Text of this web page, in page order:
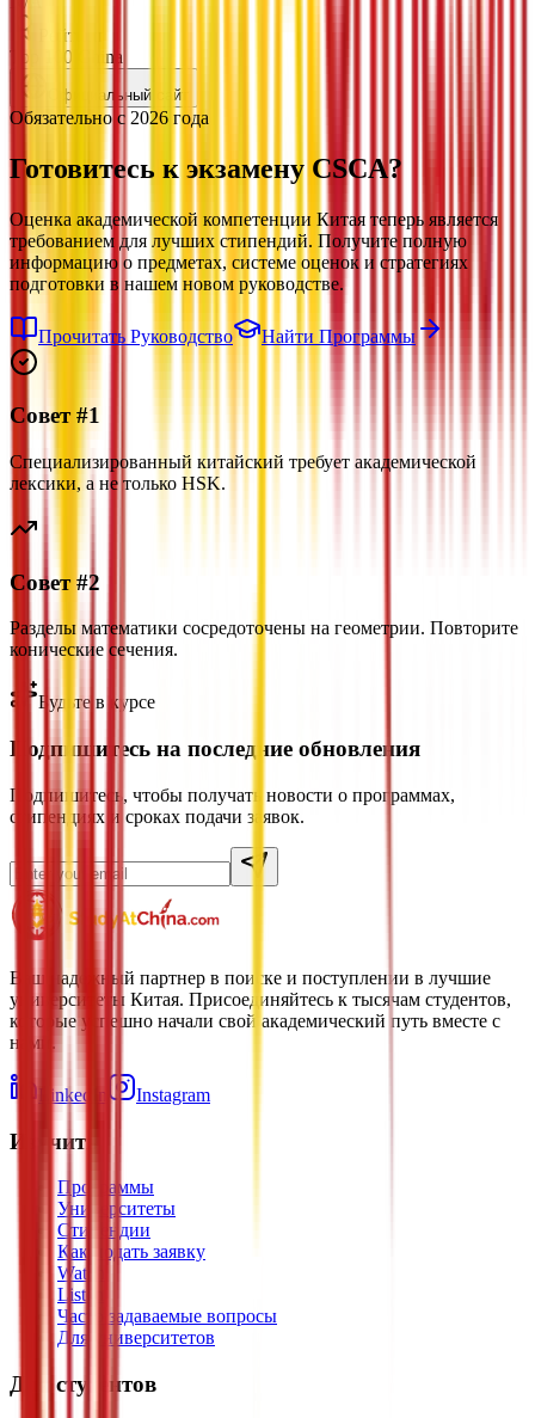
Рейтинг
Top 100 China
Официальный сайт
Обязательно с 2026 года
Готовитесь к экзамену CSCA?
Оценка академической компетенции Китая теперь является
требованием для лучших стипендий. Получите полную
информацию о предметах, системе оценок и стратегиях
подготовки в нашем новом руководстве.
Прочитать Руководство Найти Программы
Совет #1
Специализированный китайский требует академической
лексики, а не только HSK.
Совет #2
Разделы математики сосредоточены на геометрии. Повторите
конические сечения.
Будьте в курсе
Подпишитесь на последние обновления
Подпишитесь, чтобы получать новости о программах,
стипендиях и сроках подачи заявок.
Ваш надежный партнер в поиске и поступлении в лучшие
университеты Китая. Присоединяйтесь к тысячам студентов,
которые успешно начали свой академический путь вместе с
нами.
LinkedIn Instagram
Изучить
Программы
Университеты
Стипендии
Как подать заявку
Watch
Listen
Часто задаваемые вопросы
Для университетов
Для студентов